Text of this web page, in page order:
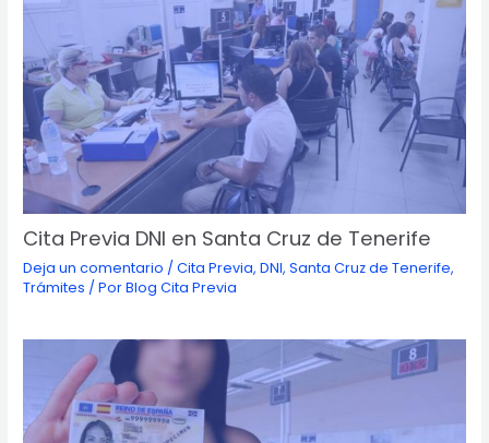
Cita Previa DNI en Santa Cruz de Tenerife
Deja un comentario /Cita Previa,DNI,Santa Cruz de Tenerife,
Trámites / PorBlog Cita Previa